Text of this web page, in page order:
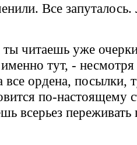
Все запуталось.
ты читаешь уже
тут, - несмотря
ордена, посылки,
по-настоящему
всерьез